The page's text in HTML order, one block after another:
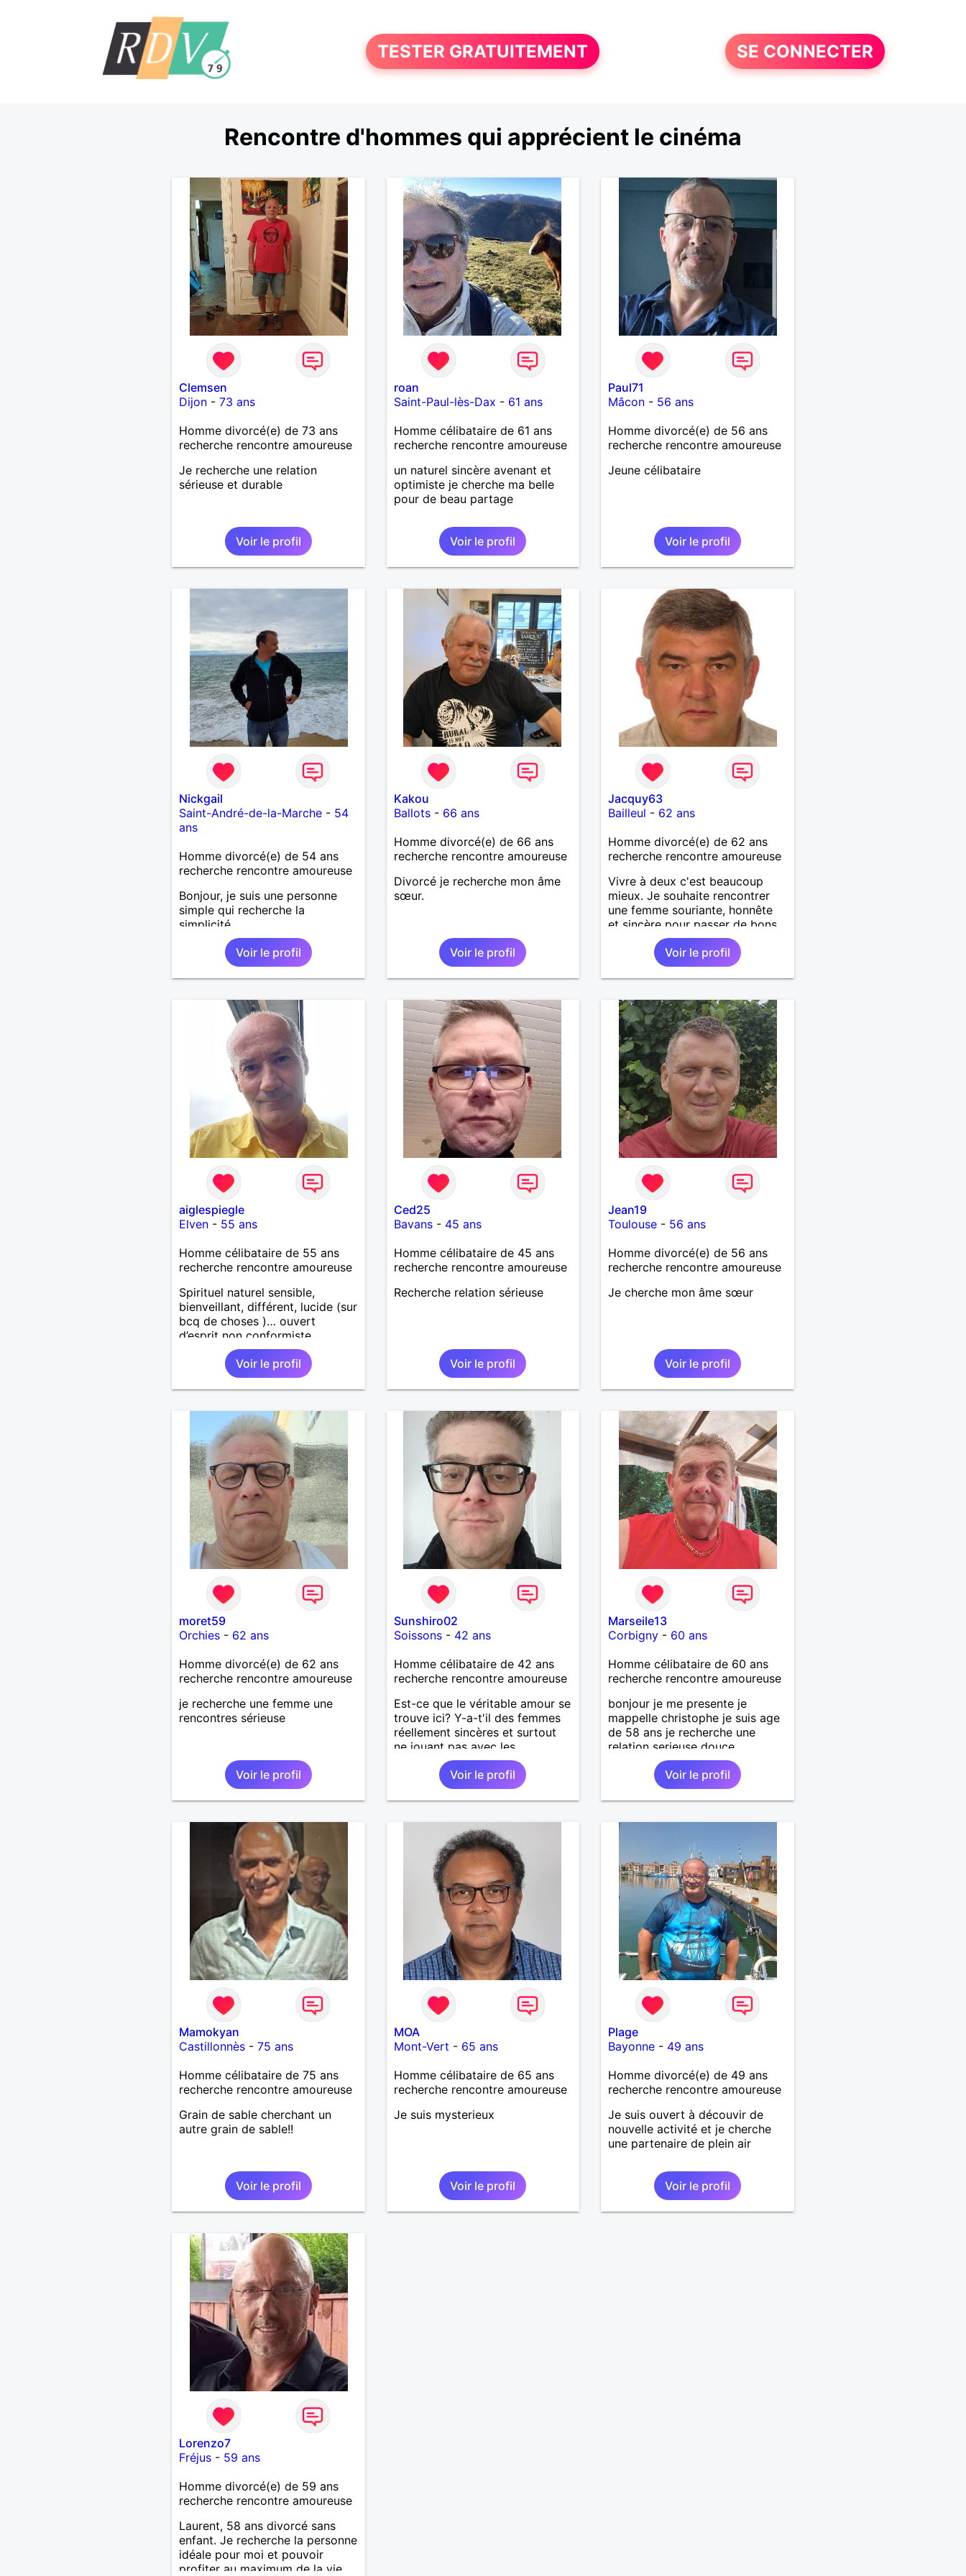
TESTER GRATUITEMENT SE CONNECTER
Rencontre d'hommes qui apprécient le cinéma
Clemsen
Dijon- 73 ans
Homme divorcé(e) de 73 ans
recherche rencontre amoureuse
Je recherche une relation
sérieuse et durable
Voir le profil
roan
Saint-Paul-lès-Dax - 61 ans
Homme célibataire de 61 ans
recherche rencontre amoureuse
un naturel sincère avenant et
optimiste je cherche ma belle
pour de beau partage
Voir le profil
Paul71
Mâcon - 56 ans
Homme divorcé(e) de 56 ans
recherche rencontre amoureuse
Jeune célibataire
Voir le profil
Nickgail
Saint-André-de-la-Marche- 54
ans
Homme divorcé(e) de 54 ans
recherche rencontre amoureuse
Bonjour, je suis une personne
simple qui recherche la
simplicité.
Voir le profil
Kakou
Ballots- 66 ans
Homme divorcé(e) de 66 ans
recherche rencontre amoureuse
Divorcé je recherche mon âme
sœur.
Voir le profil
Jacquy63
Bailleul - 62 ans
Homme divorcé(e) de 62 ans
recherche rencontre amoureuse
Vivre à deux c'est beaucoup
mieux. Je souhaite rencontrer
une femme souriante, honnête
et sincère pour passer de bons
moments, qui aime plaisanter, se
balader et partager, je le
souhaite, notre complicité.
J'aime beaucoup les chantiers
se relaxer, se détendre et
finalement prendre du bon
temps. C'est difficile de tout
dire en quelques lignes. En
revanche, vous pouvez me
contacter pour avoir plus
d'informations. A bientôt
Voir le profil
aiglespiegle
Elven- 55 ans
Homme célibataire de 55 ans
recherche rencontre amoureuse
Spirituel naturel sensible,
bienveillant, différent, lucide (sur
bcq de choses )… ouvert
d’esprit non conformiste.
Recherche en l’autre un peu la
même chose…Voir le profil
Ced25
Bavans- 45 ans
Homme célibataire de 45 ans
recherche rencontre amoureuse
Recherche relation sérieuse
Voir le profil
Jean19
Toulouse - 56 ans
Homme divorcé(e) de 56 ans
recherche rencontre amoureuse
Je cherche mon âme sœur
Voir le profil
moret59
Orchies- 62 ans
Homme divorcé(e) de 62 ans
recherche rencontre amoureuse
je recherche une femme une
rencontres sérieuse
Voir le profil
Sunshiro02
Soissons- 42 ans
Homme célibataire de 42 ans
recherche rencontre amoureuse
Est-ce que le véritable amour se
trouve ici? Y-a-t'il des femmes
réellement sincères et surtout
ne jouant pas avec les
sentiments des hommes? Etant
un homme protecteur et
bienveillant, je veux continuer
d'y croire et pouvoir enfin
désir temps. Faux profil,
profiteuse et autres joyeuseté
passer votre chemin, vous ne
m'intéressez pas du tout!
Voir le profil
Marseile13
Corbigny - 60 ans
Homme célibataire de 60 ans
recherche rencontre amoureuse
bonjour je me presente je
mappelle christophe je suis age
de 58 ans je recherche une
relation serieuse douce
attentionné et honnête je n'aime
pas les mensonges et les
cachotteries je suis un homme
sensible doux câlin et franc. PS
fans de l'équipe de l'OM je suis
du département de la Nièvre 58
Voir le profil
Mamokyan
Castillonnès- 75 ans
Homme célibataire de 75 ans
recherche rencontre amoureuse
Grain de sable cherchant un
autre grain de sable!!
Voir le profil
MOA
Mont-Vert - 65 ans
Homme célibataire de 65 ans
recherche rencontre amoureuse
Je suis mysterieux
Voir le profil
Plage
Bayonne - 49 ans
Homme divorcé(e) de 49 ans
recherche rencontre amoureuse
Je suis ouvert à découvir de
nouvelle activité et je cherche
une partenaire de plein air
Voir le profil
Lorenzo7
Fréjus- 59 ans
Homme divorcé(e) de 59 ans
recherche rencontre amoureuse
Laurent, 58 ans divorcé sans
enfant. Je recherche la personne
idéale pour moi et pouvoir
profiter au maximum de la vie